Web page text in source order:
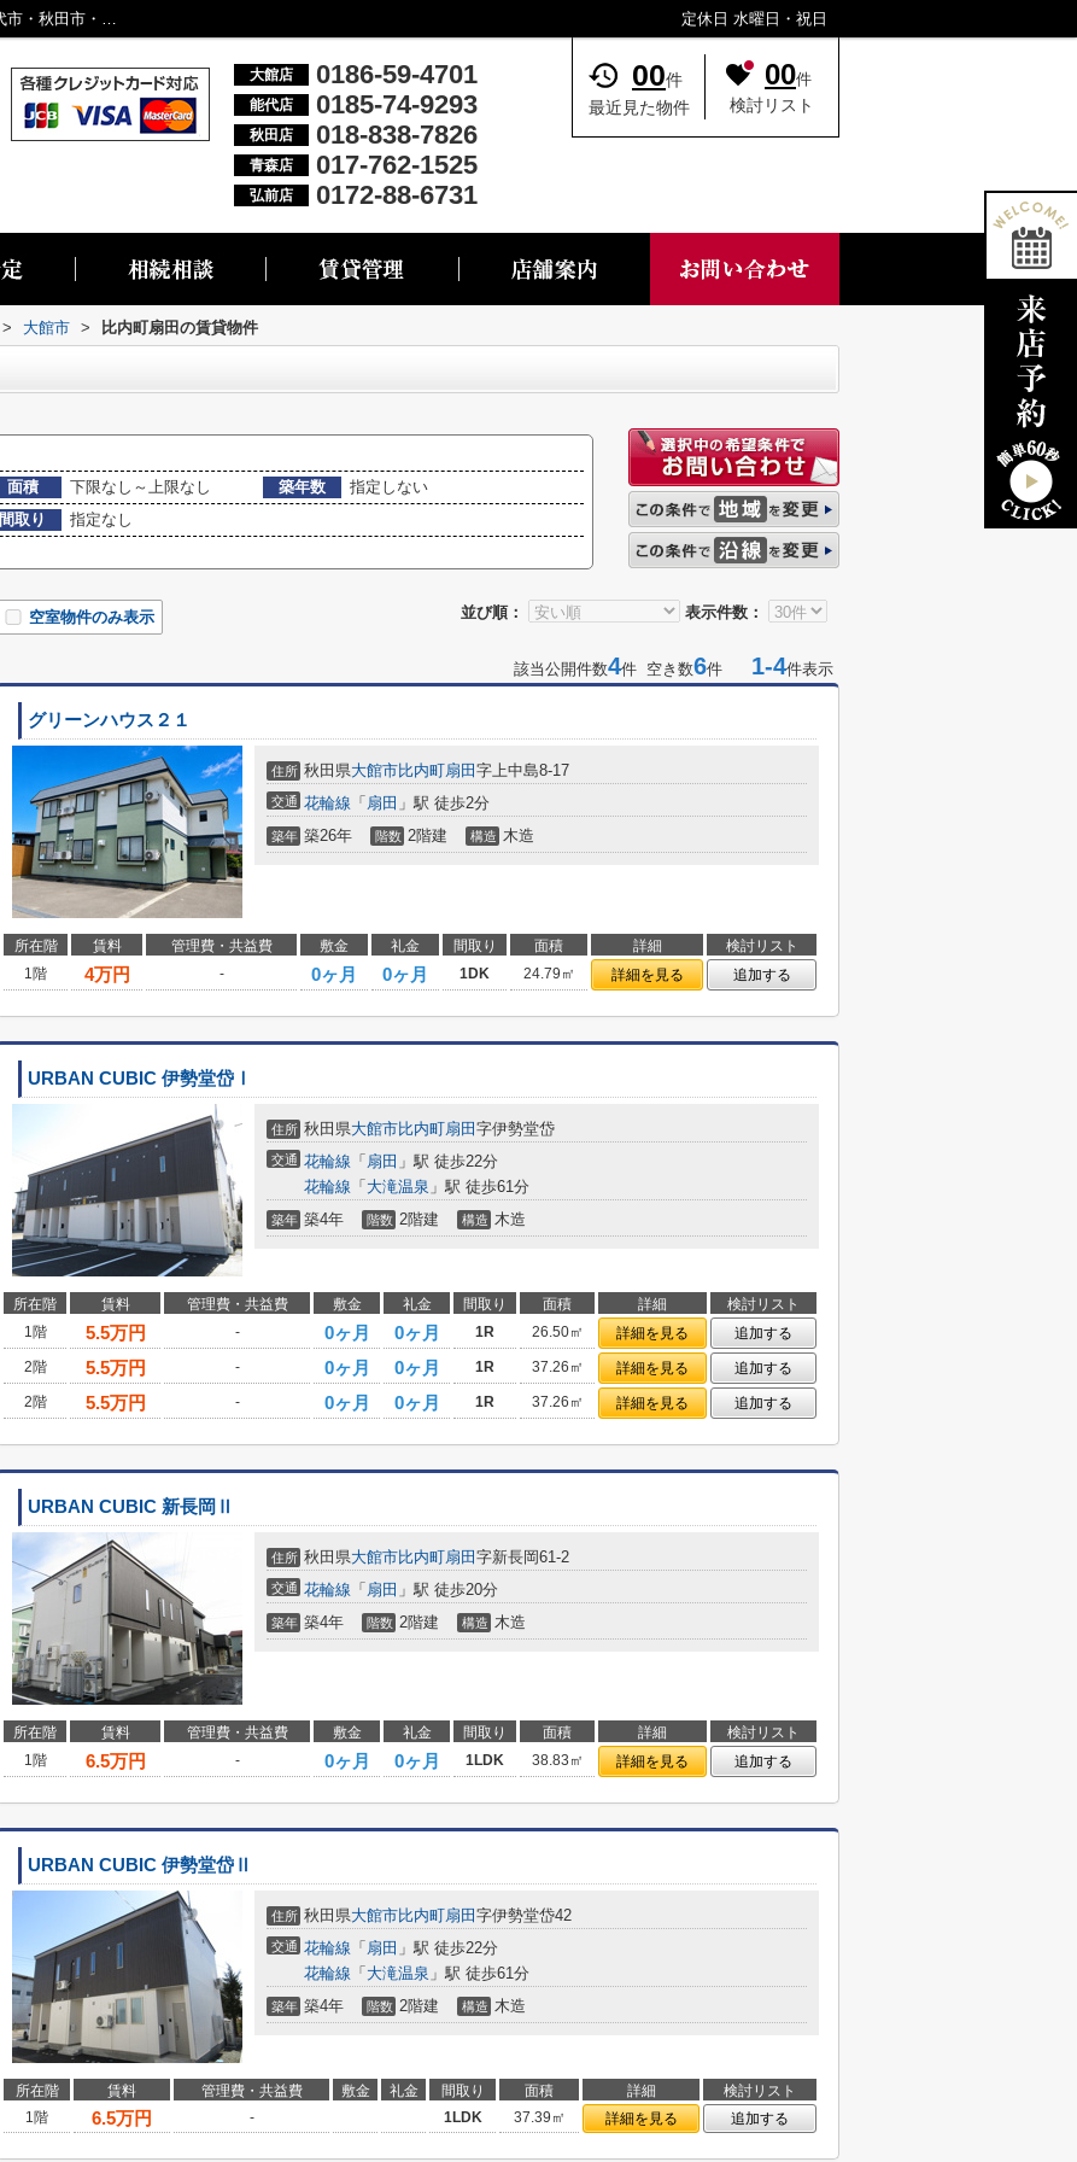
大館市比内町扇田の物件一覧｜大館市・能代市・秋田市・青森市・弘前市の不動産情報なら株式会社リブエス 定休日 水曜日・祝日
大館店 0186-59-4701
能代店 0185-74-9293
秋田店 018-838-7826
青森店 017-762-1525
弘前店 0172-88-6731
00件
最近見た物件
00件
検討リスト
> 大館市 > 比内町扇田の賃貸物件
面積 下限なし～上限なし 築年数
指定しない
間取り
指定なし
並び順： 表示件数：
空室物件のみ表示
該当公開件数4件 空き数6件 1-4件表示
グリーンハウス２１
住所 秋田県大館市比内町扇田 字上中島8-17
交通 花輪線 「 扇田 」駅 徒歩2分
築年 築26年 階数 2階建 構造 木造
所在階 賃料 管理費・共益費 敷金 礼金 間取り 面積 詳細
検討リスト
1階
4万円 - 0ヶ月 0ヶ月 1DK 24.79㎡ 詳細を見る 追加する
URBAN CUBIC 伊勢堂岱Ⅰ
住所 秋田県大館市比内町扇田 字伊勢堂岱
交通 花輪線 「 扇田 」駅 徒歩22分
花輪線 「 大滝温泉 」駅 徒歩61分
築年 築4年 階数 2階建 構造 木造
所在階 賃料 管理費・共益費 敷金 礼金 間取り 面積 詳細
検討リスト
1階
5.5万円 - 0ヶ月 0ヶ月 1R 26.50㎡ 詳細を見る
追加する
2階
5.5万円 - 0ヶ月 0ヶ月 1R 37.26㎡ 詳細を見る
追加する
2階
5.5万円 - 0ヶ月 0ヶ月 1R 37.26㎡ 詳細を見る 追加する
URBAN CUBIC 新長岡Ⅱ
住所 秋田県大館市比内町扇田 字新長岡61-2
交通 花輪線 「 扇田 」駅 徒歩20分
築年 築4年 階数 2階建 構造 木造
所在階 賃料 管理費・共益費 敷金 礼金 間取り 面積 詳細
検討リスト
1階
6.5万円 - 0ヶ月 0ヶ月 1LDK 38.83㎡ 詳細を見る 追加する
URBAN CUBIC 伊勢堂岱Ⅱ
住所 秋田県大館市比内町扇田 字伊勢堂岱42
交通 花輪線 「 扇田 」駅 徒歩22分
花輪線 「 大滝温泉 」駅 徒歩61分
築年 築4年 階数 2階建 構造 木造
所在階 賃料 管理費・共益費 敷金 礼金 間取り 面積 詳細
検討リスト
1階
6.5万円 - 1LDK 37.39㎡ 詳細を見る 追加する